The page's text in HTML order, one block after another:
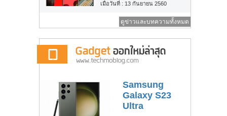
เมื่อวันที่ : 13 กันยายน 2560
ดูข่าวและบทความทั้งหมด
Samsung
Galaxy S23
Ultra